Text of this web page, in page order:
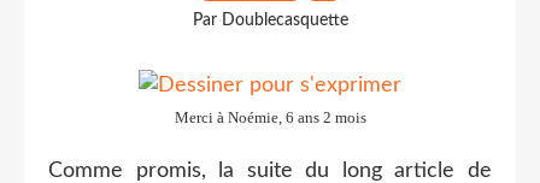
Par Doublecasquette
Merci à Noémie, 6 ans 2 mois
Comme promis, la suite du long article de